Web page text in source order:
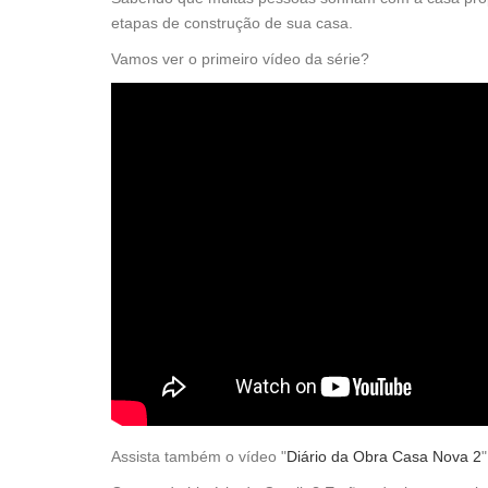
etapas de construção de sua casa.
Vamos ver o primeiro vídeo da série?
Assista também o vídeo "Diário da Obra Casa Nova 2